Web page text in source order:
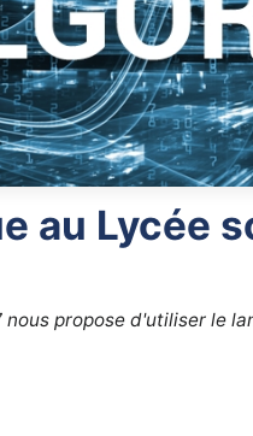
au Lycée
nous propose d'utiliser le